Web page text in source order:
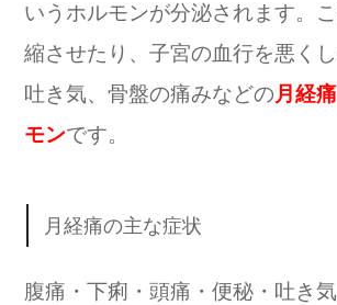
いうホルモンが分泌されます。
縮させたり、子宮の血行を悪く
吐き気、骨盤の痛みなどの月経
モンです。
月経痛の主な症状
腹痛・下痢・頭痛・便秘・吐き